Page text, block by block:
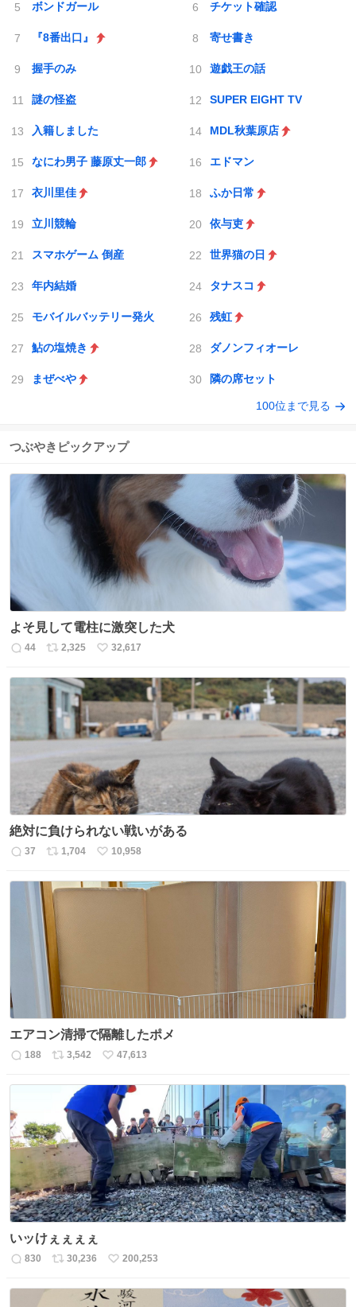
ボンドガール チケット確認
『8番出口』 寄せ書き
握手のみ 遊戯王の話
謎の怪盗 SUPER EIGHT TV
入籍しました MDL秋葉原店
なにわ男子 藤原丈一郎 エドマン
衣川里佳 ふか日常
立川競輪 依与吏
スマホゲーム 倒産 世界猫の日
年内結婚 タナスコ
モバイルバッテリー発火 残虹
鮎の塩焼き ダノンフィオーレ
まぜべや 隣の席セット
100位まで見る
つぶやきピックアップ
よそ見して電柱に激突した犬
返
数
44
リ
ス
ト
数
2,325
い
ね
数
32,617
絶対に負けられない戦いがある
返
37
リ
ス
ト
数
1,704
い
ね
10,958
エアコン清掃で隔離したポメ
返
188
リ
数
3,542
い
ね
数
47,613
いッけぇぇぇぇ
返
830
リ
30,236
い
ね
200,253